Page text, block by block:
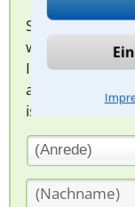
Sie können
werden sich
Ihnen melden,
abzuklären.
ist für Sie
(Anrede)